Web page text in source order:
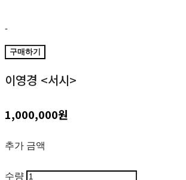
-
구매하기
이영경 <서시>
1,000,000원
추가 금액
수량